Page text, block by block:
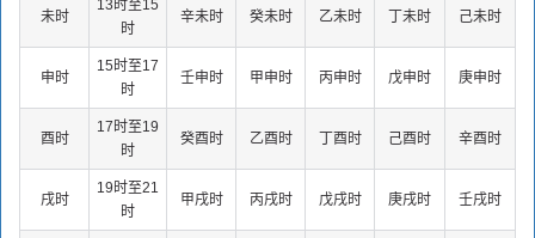
未时
13时至15
时
辛未时 癸未时 乙未时 丁未时 己未时
申时
15时至17
时
壬申时 甲申时 丙申时 戊申时 庚申时
酉时
17时至19
时
癸酉时 乙酉时 丁酉时 己酉时 辛酉时
戌时
19时至21
时
甲戌时 丙戌时 戊戌时 庚戌时 壬戌时